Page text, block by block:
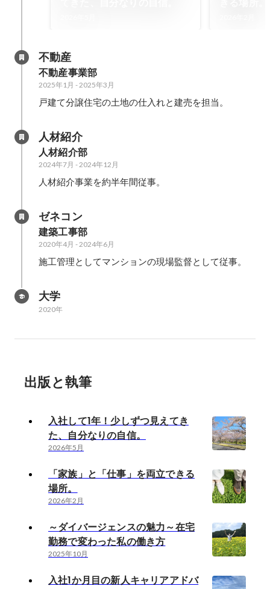
不動産
不動産事業部
2025年1月 - 2025年3月
戸建て分譲住宅の土地の仕入れと建売を担当。
人材紹介
人材紹介部
2024年7月 - 2024年12月
人材紹介事業を約半年間従事。
ゼネコン
建築工事部
2020年4月 - 2024年6月
施工管理としてマンションの現場監督として従事。
大学
2020年
出版と執筆
入社して1年！少しずつ見えてき
た、自分なりの自信。
2026年5月
「家族」と「仕事」を両立できる
場所。
2026年2月
～ダイバージェンスの魅力～在宅
勤務で変わった私の働き方
2025年10月
入社1か月目の新人キャリアアドバ